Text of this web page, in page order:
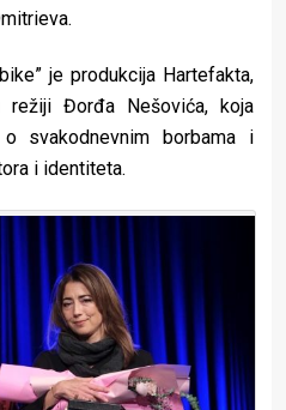
je produkcija Hartefakta,
režiji Đorđa Nešovića, koja
svakodnevnim borbama i
i identiteta.